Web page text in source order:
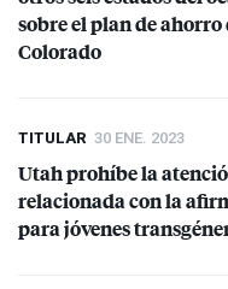
sobre el plan de
Colorado
TITULAR 30 ENE. 2023
Utah prohíbe la
relacionada con la
para jóvenes